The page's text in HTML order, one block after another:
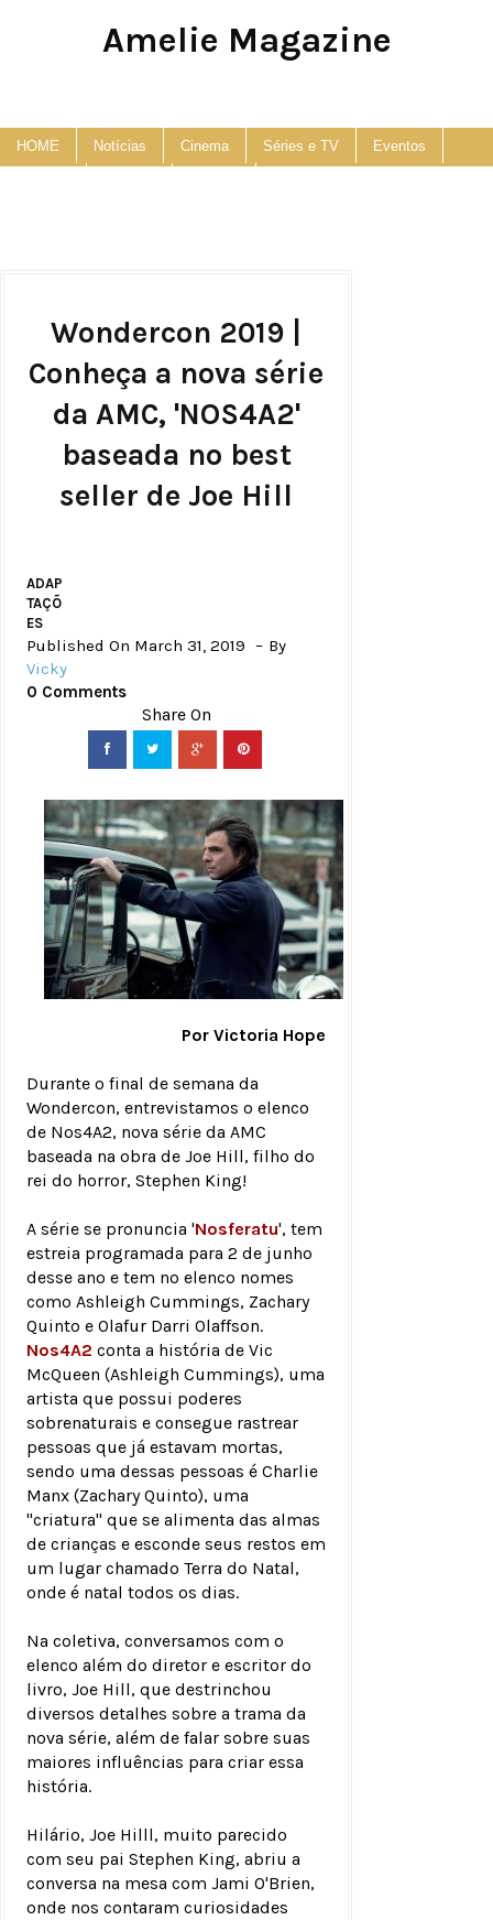
Amelie Magazine
HOME Notícias Cinema Séries e TV Eventos
Wondercon 2019 |
Conheça a nova série
da AMC, 'NOS4A2'
baseada no best
seller de Joe Hill
ADAP
TAÇÕ
ES
Published On March 31, 2019
By
Vicky
0 Comments
Por Victoria Hope
Durante o final de semana da
Wondercon, entrevistamos o elenco
de Nos4A2, nova série da AMC
baseada na obra de Joe Hill, filho do
rei do horror, Stephen King!
A série se pronuncia 'Nosferatu', tem
estreia programada para 2 de junho
desse ano e tem no elenco nomes
como Ashleigh Cummings, Zachary
Quinto e Olafur Darri Olaffson.
Nos4A2 conta a história de Vic
McQueen (Ashleigh Cummings), uma
artista que possui poderes
sobrenaturais e consegue rastrear
pessoas que já estavam mortas,
sendo uma dessas pessoas é Charlie
Manx (Zachary Quinto), uma
"criatura" que se alimenta das almas
de crianças e esconde seus restos em
um lugar chamado Terra do Natal,
onde é natal todos os dias.
Na coletiva, conversamos com o
elenco além do diretor e escritor do
livro, Joe Hill, que destrinchou
diversos detalhes sobre a trama da
nova série, além de falar sobre suas
maiores influências para criar essa
história.
Hilário, Joe Hilll, muito parecido
com seu pai Stephen King, abriu a
conversa na mesa com Jami O'Brien,
onde nos contaram curiosidades